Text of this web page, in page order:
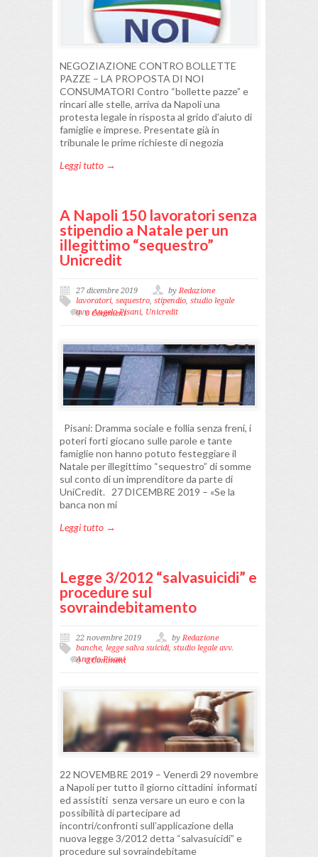
NEGOZIAZIONE CONTRO BOLLETTE
PAZZE – LA PROPOSTA DI NOI
CONSUMATORI Contro “bollette pazze” e
rincari alle stelle, arriva da Napoli una
protesta legale in risposta al grido d’aiuto di
famiglie e imprese. Presentate già in
tribunale le prime richieste di negozia
Leggi tutto →
A Napoli 150 lavoratori senza
stipendio a Natale per un
illegittimo “sequestro”
Unicredit
27 dicembre 2019 byRedazione
lavoratori, sequestro, stipendio, studio legale
avv. Angelo Pisani, Unicredit
0 Comment
Pisani: Dramma sociale e follia senza freni, i
poteri forti giocano sulle parole e tante
famiglie non hanno potuto festeggiare il
Natale per illegittimo “sequestro” di somme
sul conto di un imprenditore da parte di
UniCredit. 27 DICEMBRE 2019 – «Se la
banca non mi
Leggi tutto →
Legge 3/2012 “salvasuicidi” e
procedure sul
sovraindebitamento
22 novembre 2019 by Redazione
banche, legge salva suicidi studio legale avv.
Angelo Pisani
0 Comment
22 NOVEMBRE 2019 – Venerdì 29 novembre
a Napoli per tutto il giorno cittadini informati
ed assistiti senza versare un euro e con la
possibilità di partecipare ad
incontri/confronti sull’applicazione della
nuova legge 3/2012 detta “salvasuicidi” e
procedure sul sovraindebitame